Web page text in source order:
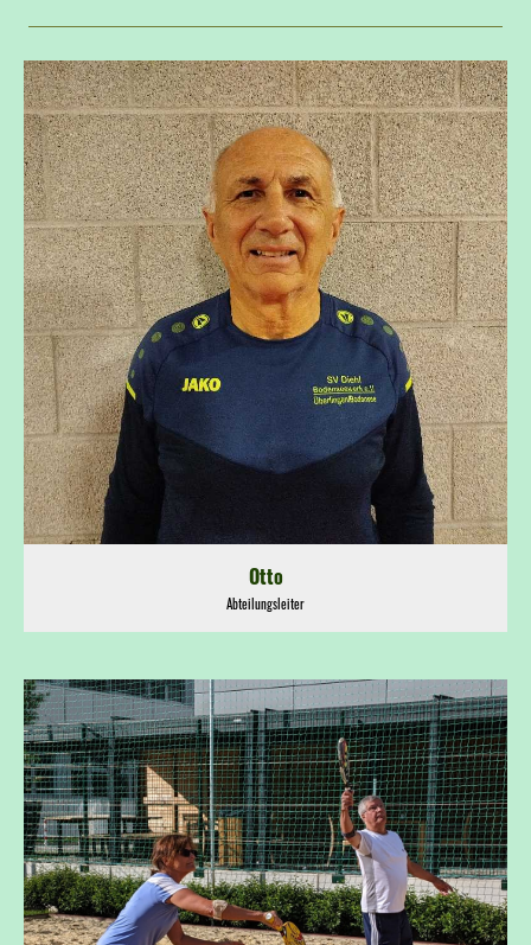
Otto
Abteilungsleiter